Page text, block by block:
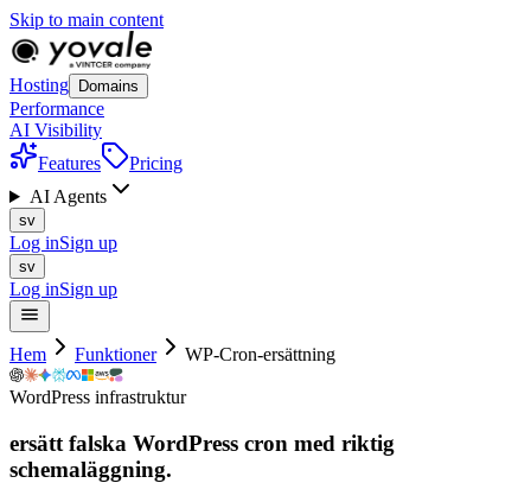
Skip to main content
Hosting Domains
Performance
AI Visibility
Features
Pricing
AI Agents
sv
Log inSign up
sv
Log inSign up
Hem Funktioner WP-Cron-ersättning
WordPress infrastruktur
ersätt falska WordPress cron med riktig
schemaläggning.